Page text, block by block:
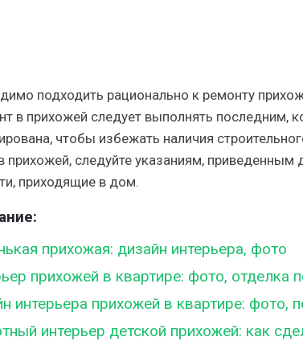
подходить рационально к ремонту
в прихожей следует выполнять последним,
чтобы избежать наличия
прихожей, следуйте указаниям,
приходящие в дом.
прихожая: дизайн интерьера, фото
прихожей в квартире: фото, отделка
интерьера прихожей в квартире: фото,
интерьер детской прихожей: как